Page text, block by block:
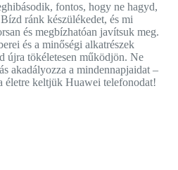
fontos, hogy ne hagyd,
ránk készülékedet, és mi
és megbízhatóan javítsuk meg.
és a minőségi alkatrészek
újra tökéletesen működjön. Ne
akadályozza a mindennapjaidat –
életre keltjük Huawei telefonodat!